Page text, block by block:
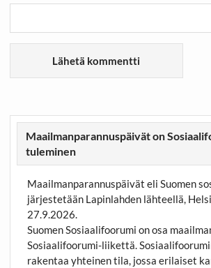
Maailmanparannuspäivät on
tuleminen
Maailmanparannuspäivät eli Suomen
järjestetään Lapinlahden lähteellä,
27.9.2026.
Suomen Sosiaalifoorumi on osa
Sosiaalifoorumi-liikettä.
rakentaa yhteinen tila, jossa erilaiset